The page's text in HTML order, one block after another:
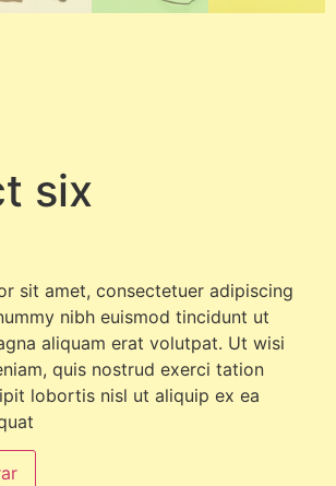
six
sit amet, consectetuer adipiscing
nibh euismod tincidunt ut
aliquam erat volutpat. Ut wisi
quis nostrud exerci tation
lobortis nisl ut aliquip ex ea